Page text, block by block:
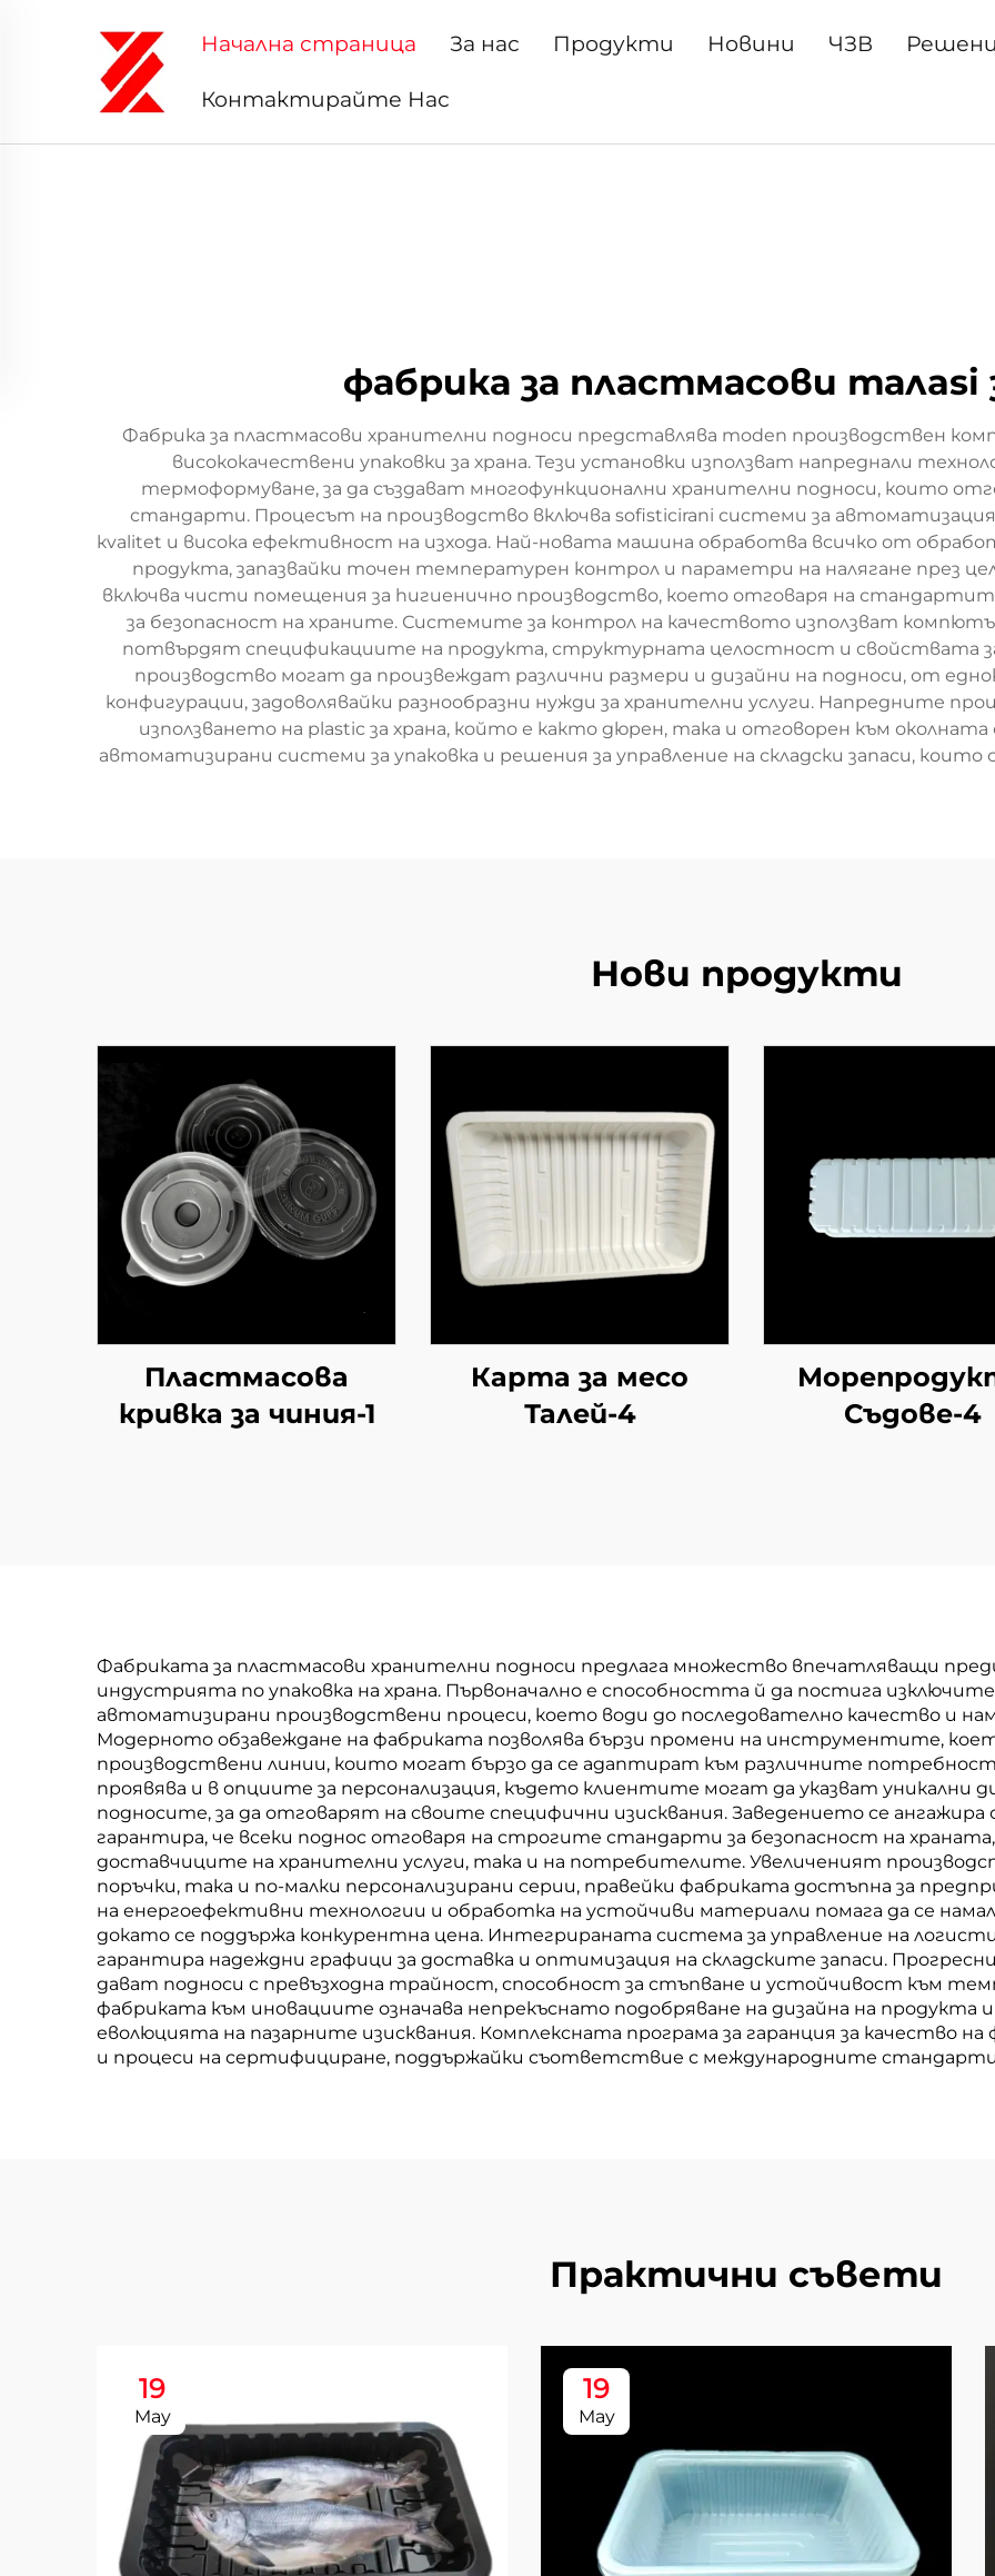
Начална страница За нас Продукти Новини ЧЗВ
Контактирайте Нас
фабрика за пластмасови талasi
Фабрика за пластмасови хранителни подноси представлява moden производствен
висококачествени упаковки за храна. Тези установки използват напреднали
термоформуване, за да създават многофункционални хранителни подноси, които
стандарти. Процесът на производство включва sofisticirani системи за
кvalitet и висока ефективност на изхода. Най-новата машина обработва всичко от
продукта, запазвайки точен температурен контрол и параметри на налягане през
включва чисти помещения за hигиенично производство, което отговаря на
за безопасност на храните. Системите за контрол на качеството използват
потвърдят спецификациите на продукта, структурната целостност и свойствата
производство могат да произвеждат различни размери и дизайни на подноси, от
конфигурации, задоволявайки разнообразни нужди за хранителни услуги. Напредните
използването на plastic за храна, който е както дюрен, така и отговорен към
автоматизирани системи за упаковка и решения за управление на складски запаси,
Нови продукти
Пластмасова
кривка за чиния-1
Карта за месо
Талей-4
Съдове-4
Фабриката за пластмасови хранителни подноси предлага множество впечатляващи
индустрията по упаковка на храна. Първоначално е способността й да постига
автоматизирани производствени процеси, което води до последователно качество и
Модерното обзавеждане на фабриката позволява бързи промени на инструментите,
производствени линии, които могат бързо да се адаптират към различните
проявява и в опциите за персонализация, където клиентите могат да указват уникални
подносите, за да отговарят на своите специфични изисквания. Заведението се
гарантира, че всеки поднос отговаря на строгите стандарти за безопасност на
доставчиците на хранителни услуги, така и на потребителите. Увеличеният
поръчки, така и по-малки персонализирани серии, правейки фабриката достъпна за
на енергоефективни технологии и обработка на устойчиви материали помага да се
докато се поддържа конкурентна цена. Интегрираната система за управление на
гарантира надеждни графици за доставка и оптимизация на складските запаси.
дават подноси с превъзходна трайност, способност за стъпване и устойчивост към
фабриката към иновациите означава непрекъснато подобряване на дизайна на продукта
еволюцията на пазарните изисквания. Комплексната програма за гаранция за качество
и процеси на сертифициране, поддържайки съответствие с международните
Практични съвети
19
May
19
May